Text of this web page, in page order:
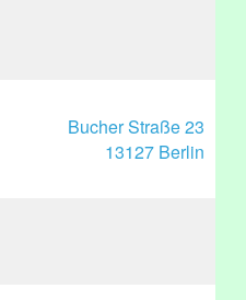
Bucher Straße 23
13127 Berlin